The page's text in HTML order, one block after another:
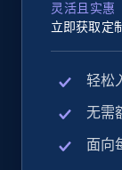
eBay -
more.
灵活且实惠
立即获取定
轻松
无需
面向